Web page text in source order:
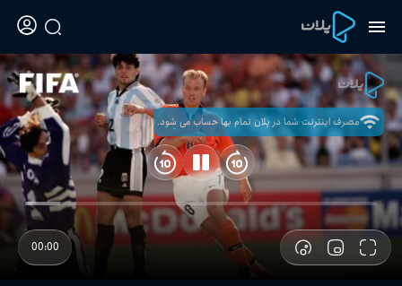
مصرف اینترنت شما در پلان تمام بها حساب می شود.
00:00